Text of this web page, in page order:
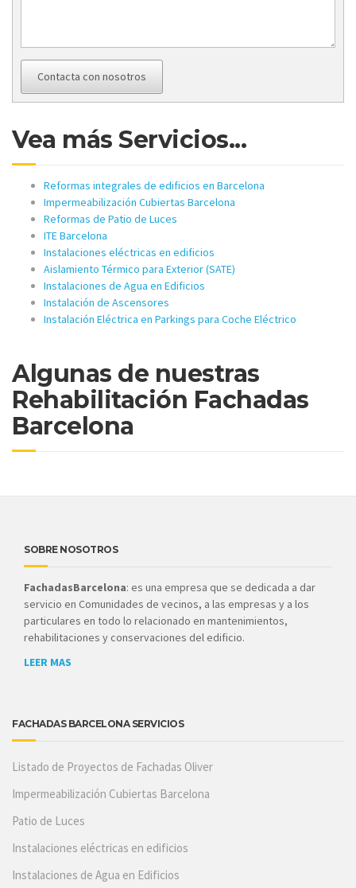
Contacta con nosotros
Vea más Servicios...
Reformas integrales de edificios en Barcelona
Impermeabilización Cubiertas Barcelona
Reformas de Patio de Luces
ITE Barcelona
Instalaciones eléctricas en edificios
Aislamiento Térmico para Exterior (SATE)
Instalaciones de Agua en Edificios
Instalación de Ascensores
Instalación Eléctrica en Parkings para Coche Eléctrico
Algunas de nuestras
Rehabilitación Fachadas
Barcelona
SOBRE NOSOTROS
FachadasBarcelona: es una empresa que se dedicada a dar
servicio en Comunidades de vecinos, a las empresas y a los
particulares en todo lo relacionado en mantenimientos,
rehabilitaciones y conservaciones del edificio.
LEER MAS
FACHADAS BARCELONA SERVICIOS
Listado de Proyectos de Fachadas Oliver
Impermeabilización Cubiertas Barcelona
Patio de Luces
Instalaciones eléctricas en edificios
Instalaciones de Agua en Edificios